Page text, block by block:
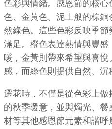
色彩與情緒。感恩節的核心
色、金黃色、泥土般的棕銅
然綠色。這些色彩反映季
滿足。橙色表達熱情與豐盛
暖，金黃則帶來希望與喜
感，而綠色則提供自然、沉
選花時，不僅是從色彩上
的秋季暖意，並與燭光、
材等其他感恩節元素和諧呼